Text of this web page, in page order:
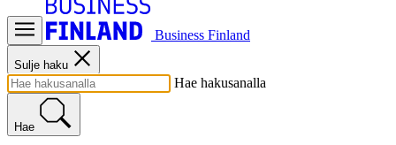
Business Finland
Sulje haku
Hae hakusanalla
Hae